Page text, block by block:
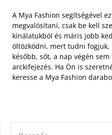
A Mya Fashion segítségével
megvalósítani, csak be kell
kínálatukból és máris jobb
öltözködni, mert tudni fogjuk,
később, sőt, a nap végén
arckifejezés. Ha Ön is
keresse a Mya Fashion